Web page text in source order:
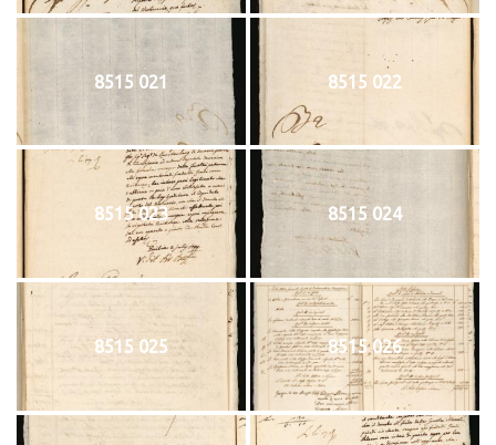
8515 021 8515 022
8515 023 8515 024
8515 025 8515 026